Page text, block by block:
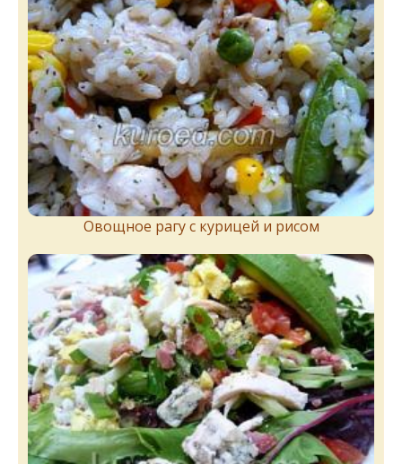
Овощное рагу с курицей и рисом